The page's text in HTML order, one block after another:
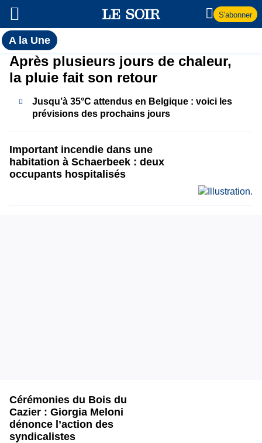
S'abonner
A la UneToutes
l'actualité
du Soir
A
la
Une
Après plusieurs jours de chaleur,
la pluie fait son retour
Jusqu’à 35°C attendus en Belgique : voici les
prévisions des prochains jours
Important incendie dans une
habitation à Schaerbeek : deux
occupants hospitalisés
Cérémonies du Bois du
Cazier : Giorgia Meloni
dénonce l’action des
syndicalistes